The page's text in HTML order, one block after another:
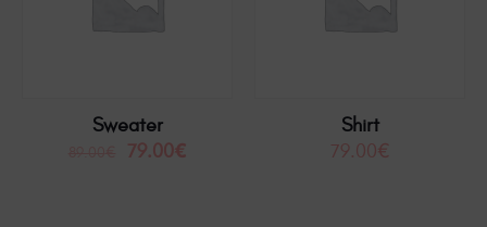
Sweater
79.00€
Shirt
79.00€